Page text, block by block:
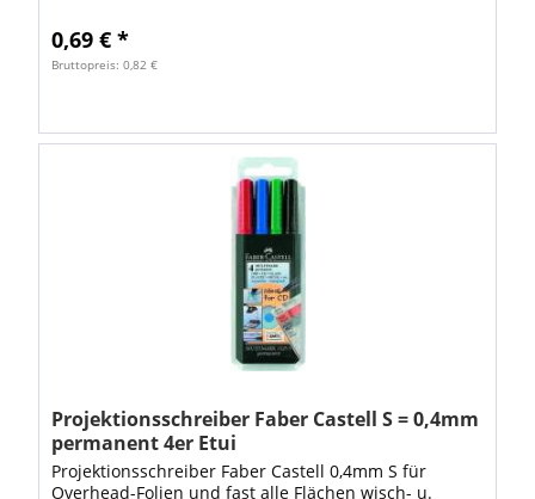
0,69 € *
Bruttopreis: 0,82 €
Projektionsschreiber Faber Castell S = 0,4mm
permanent 4er Etui
Projektionsschreiber Faber Castell 0,4mm S für
Overhead-Folien und fast alle Flächen wisch- u.